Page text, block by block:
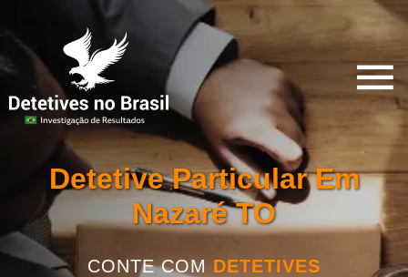
Detetive Particular Em
Nazaré TO
CONTE COM DETETIVES